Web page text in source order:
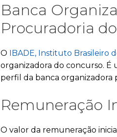
Banca
Procuradoria
O IBADE, Instituto Brasileiro
organizadora do concurso. É
perfil da banca organizadora
Remuneração
O valor da remuneração